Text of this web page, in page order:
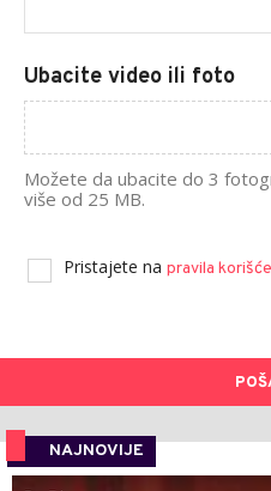
Ubacite video ili foto
Možete da ubacite do 3
više od 25 MB.
Pristajete na pravila
NAJNOVIJE